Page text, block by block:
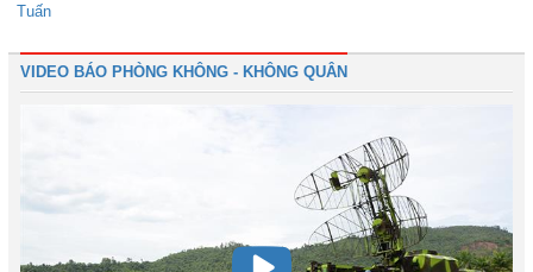
Tuấn
VIDEO BÁO PHÒNG KHÔNG - KHÔNG QUÂN